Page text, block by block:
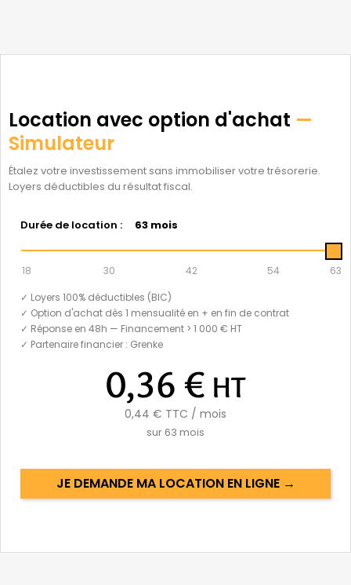
Location avec option d'achat —
Simulateur
Étalez votre investissement sans immobiliser votre trésorerie.
Loyers déductibles du résultat fiscal.
Durée de location : 63 mois
18 30 42 54
63
✓ Loyers 100% déductibles (BIC)
✓ Option d'achat dès 1 mensualité en + en fin de contrat
✓ Réponse en 48h — Financement > 1 000 € HT
✓ Partenaire financier : Grenke
0,36 € HT
0,44 € TTC / mois
sur 63 mois
JE DEMANDE MA LOCATION EN LIGNE →